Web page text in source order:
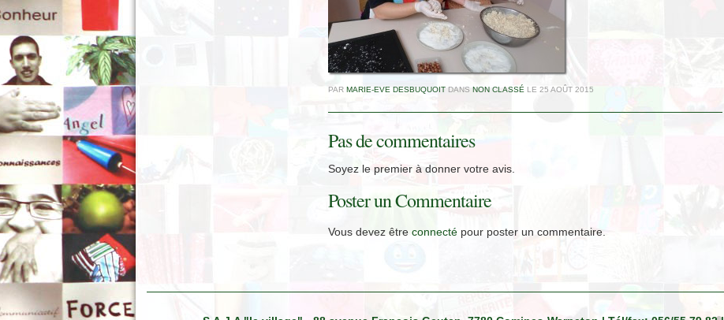
PAR MARIE-EVE DESBUQUOITDANS NON CLASSÉ LE 25 AOÛT 2015
Pas de commentaires
Soyez le premier à donner votre avis.
Poster un Commentaire
Vous devez être connectépour poster un commentaire.